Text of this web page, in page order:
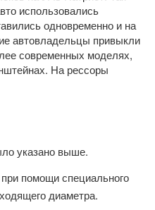
использовались
одновременно и на
автовладельцы привыкли
современных моделях,
На рессоры
указано выше.
помощи специального
диаметра.